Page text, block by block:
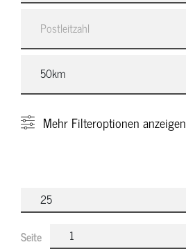
Mehr Filteroptionen anzeigen
Seite